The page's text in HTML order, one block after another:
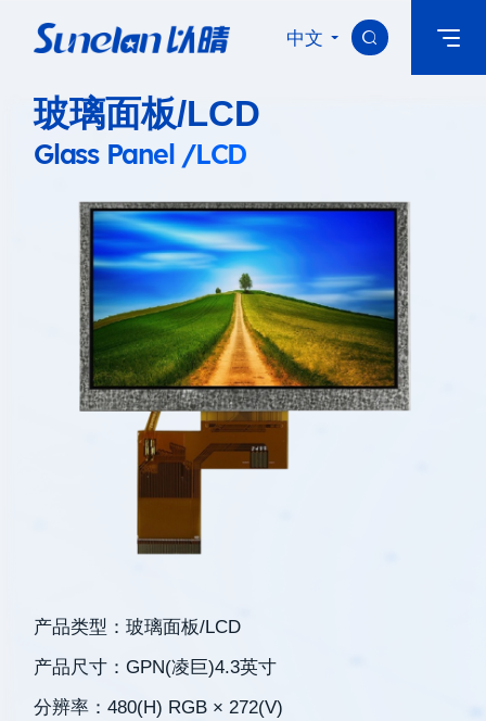
首页
关于以晴
核心产品
科技创新
新闻中心
中文 
玻璃面板/LCD
Glass Panel /LCD
产品类型：玻璃面板/LCD
产品尺寸：GPN(凌巨)4.3英寸
分辨率：480(H) RGB × 272(V)